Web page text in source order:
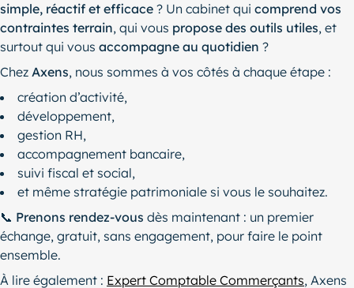
simple, réactif et efficace ? Un cabinet qui comprend vos
contraintes terrain, qui vous propose des outils utiles, et
surtout qui vous accompagne au quotidien ?
Chez Axens, nous sommes à vos côtés à chaque étape :
création d’activité,
développement,
gestion RH,
accompagnement bancaire,
suivi fiscal et social,
et même stratégie patrimoniale si vous le souhaitez.
📞 Prenons rendez-vous dès maintenant : un premier
échange, gratuit, sans engagement, pour faire le point
ensemble.
À lire également : Expert Comptable Commerçants, Axens